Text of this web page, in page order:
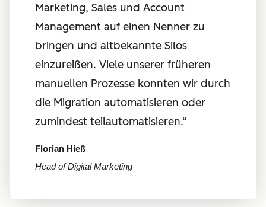
Marketing, Sales und Account
Management auf einen Nenner zu
bringen und altbekannte Silos
einzureißen. Viele unserer früheren
manuellen Prozesse konnten wir durch
die Migration automatisieren oder
zumindest teilautomatisieren.“
Florian Hieß
Head of Digital Marketing